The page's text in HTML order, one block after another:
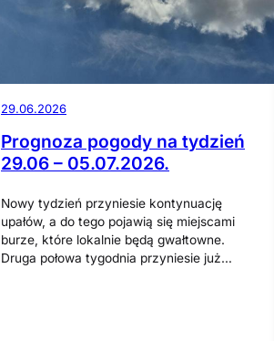
29.06.2026
Prognoza pogody na tydzień
29.06 – 05.07.2026.
Nowy tydzień przyniesie kontynuację
upałów, a do tego pojawią się miejscami
burze, które lokalnie będą gwałtowne.
Druga połowa tygodnia przyniesie już…